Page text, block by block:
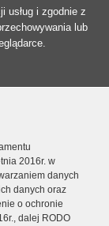
usług i zgodnie z
lub
2016r. w
danych
danych oraz
o ochronie
dalej RODO